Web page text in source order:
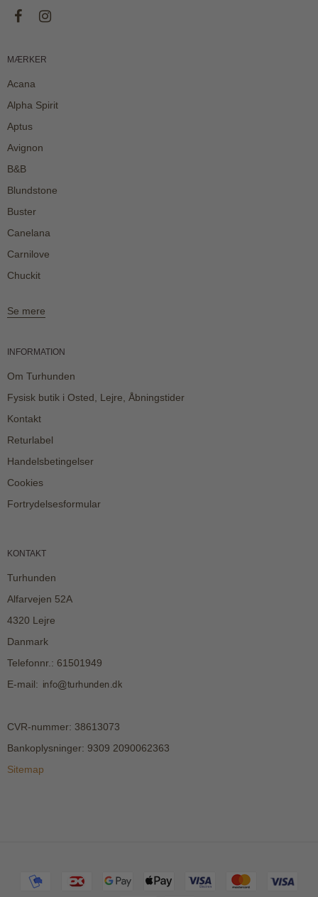
MÆRKER
Acana
Alpha Spirit
Aptus
Avignon
B&B
Blundstone
Buster
Canelana
Carnilove
Chuckit
Se mere
INFORMATION
Om Turhunden
Fysisk butik i Osted, Lejre, Åbningstider
Kontakt
Returlabel
Handelsbetingelser
Cookies
Fortrydelsesformular
KONTAKT
Turhunden
Alfarvejen 52A
4320 Lejre
Danmark
Telefonnr. : 61501949
E-mail:
CVR-nummer: 38613073
Bankoplysninger: 9309 2090062363
Sitemap